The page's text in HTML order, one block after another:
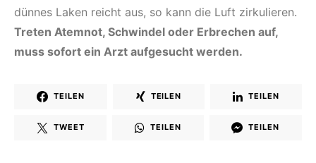
dünnes Laken reicht aus, so kann die Luft zirkulieren.
Treten Atemnot, Schwindel oder Erbrechen auf,
muss sofort ein Arzt aufgesucht werden.
TEILEN TEILEN TEILEN
TWEET TEILEN TEILEN